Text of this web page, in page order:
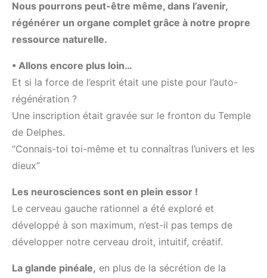
Nous pourrons peut-être même, dans l’avenir,
régénérer un organe complet grâce à notre propre
ressource naturelle.
• Allons encore plus loin…
Et si la force de l’esprit était une piste pour l’auto-
régénération ?
Une inscription était gravée sur le fronton du Temple
de Delphes.
“Connais-toi toi-même et tu connaîtras l’univers et les
dieux”
Les neurosciences sont en plein essor !
Le cerveau gauche rationnel a été exploré et
développé à son maximum, n’est-il pas temps de
développer notre cerveau droit, intuitif, créatif.
La glande pinéale, en plus de la sécrétion de la